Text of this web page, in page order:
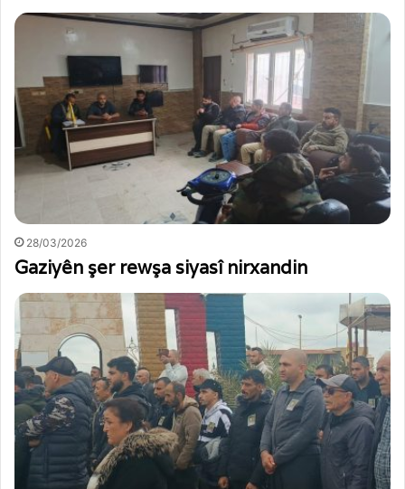
28/03/2026
Gaziyên şer rewşa siyasî nirxandin